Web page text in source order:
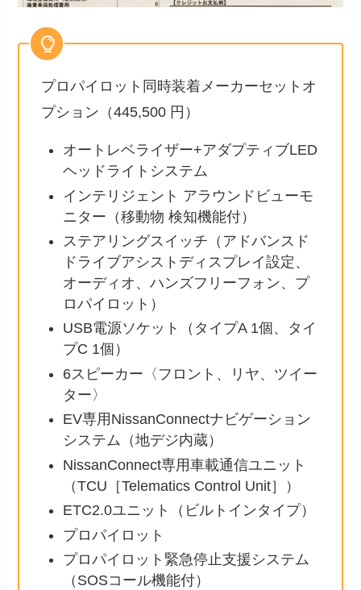
プロパイロット同時装着メーカーセットオ
プション（445,500 円）
オートレベライザー+アダプティブLED
ヘッドライトシステム
インテリジェント アラウンドビューモ
ニター（移動物 検知機能付）
ステアリングスイッチ（アドバンスド
ドライブアシストディスプレイ設定、
オーディオ、ハンズフリーフォン、プ
ロパイロット）
USB電源ソケット（タイプA 1個、タイ
プC 1個）
6スピーカー〈フロント、リヤ、ツイー
ター〉
EV専用NissanConnectナビゲーション
システム（地デジ内蔵）
NissanConnect専用車載通信ユニット
（TCU［Telematics Control Unit］）
ETC2.0ユニット（ビルトインタイプ）
プロパイロット
プロパイロット緊急停止支援システム
（SOSコール機能付）